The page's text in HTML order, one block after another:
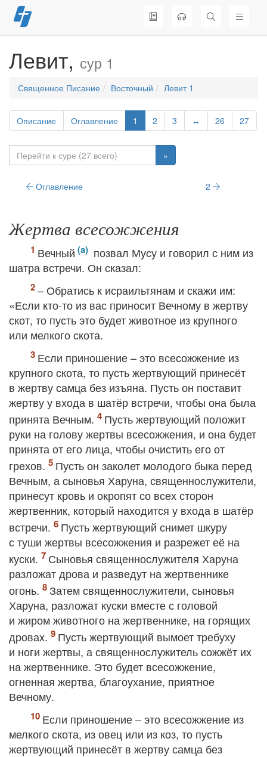
Перейти
к
Левит, сур 1
Священное Писание Восточный Левит 1
Описание Оглавление 1 2 3 ↔ 26 27
»
Оглавление 2
Жертва всесожжения
Вечный
позвал Мусу и говорил с ним из
шатра встречи. Он сказал:
– Обратись к исраильтянам и скажи им:
«Если кто-то из вас приносит Вечному в жертву
скот, то пусть это будет животное из крупного
или мелкого скота.
Если приношение – это всесожжение из
крупного скота, то пусть жертвующий принесёт
в жертву самца без изъяна. Пусть он поставит
жертву у входа в шатёр встречи, чтобы она была
принята Вечным.
Пусть жертвующий положит
руки на голову жертвы всесожжения, и она будет
принята от его лица, чтобы очистить его от
грехов.
Пусть он заколет молодого быка перед
Вечным, а сыновья Харуна, священнослужители,
принесут кровь и окропят со всех сторон
жертвенник, который находится у входа в шатёр
встречи.
Пусть жертвующий снимет шкуру
с туши жертвы всесожжения и разрежет её на
куски.
Сыновья священнослужителя Харуна
разложат дрова и разведут на жертвеннике
огонь.
Затем священнослужители, сыновья
Харуна, разложат куски вместе с головой
и жиром животного на жертвеннике, на горящих
дровах.
Пусть жертвующий вымоет требуху
и ноги жертвы, а священнослужитель сожжёт их
на жертвеннике. Это будет всесожжение,
огненная жертва, благоухание, приятное
Вечному.
Если приношение – это всесожжение из
мелкого скота, из овец или из коз, то пусть
жертвующий принесёт в жертву самца без